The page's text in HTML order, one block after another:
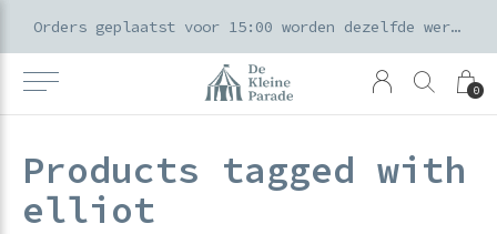
0
Orders geplaatst voor 15:00 worden dezelfde werkdag verzonden
Products tagged with
elliot